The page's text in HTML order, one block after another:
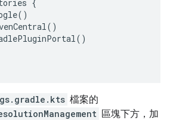
{
檔案的
區塊下方，加